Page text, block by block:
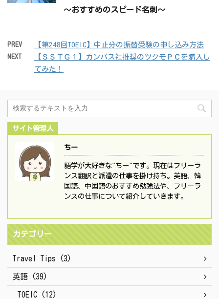
～おすすめのスピード名刺～
PREV 【第248回TOEIC】中止分の振替受験の申し込み方法
NEXT
【ＳＳＴＧ１】カンバス社推奨のツクモＰＣを購入し
てみた！
サイト管理人
ちー
語学が大好きな"ちー"です。現在はフリーラ
ンス翻訳と派遣の仕事を掛け持ち。英語、韓
国語、中国語のおすすめ勉強法や、フリーラ
ンスの仕事について紹介していきます。
カテゴリー
Travel Tips (3)
英語 (39)
TOEIC (12)